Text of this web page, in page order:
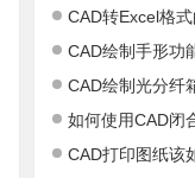
CAD转Excel格式
CAD绘制手形功能
CAD绘制光分纤
如何使用CAD闭
CAD打印图纸该如